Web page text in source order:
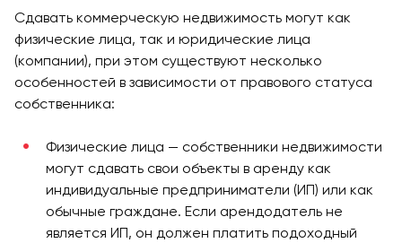
Сдавать коммерческую недвижимость могут как
физические лица, так и юридические лица
(компании), при этом существуют несколько
особенностей в зависимости от правового статуса
собственника:
Физические лица — собственники недвижимости
могут сдавать свои объекты в аренду как
индивидуальные предприниматели (ИП) или как
обычные граждане. Если арендодатель не
является ИП, он должен платить подоходный